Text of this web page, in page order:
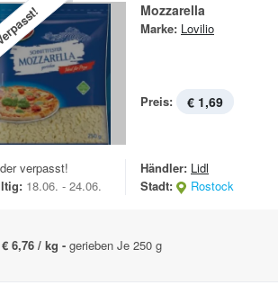
Mozzarella
Marke: Lovilio
Preis: € 1,69
verpasst!
18.06. - 24.06.
Händler: Lidl
Stadt:
Rostock
€ 6,76 / kg - gerieben Je 250 g